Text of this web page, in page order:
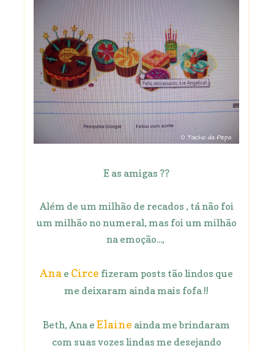
E as amigas ??
Além de um milhão de recados , tá não foi
um milhão no numeral, mas foi um milhão
na emoção...,
Ana e Circe fizeram posts tão lindos que
me deixaram ainda mais fofa !!
Beth, Ana e Elaine ainda me brindaram
com suas vozes lindas me desejando